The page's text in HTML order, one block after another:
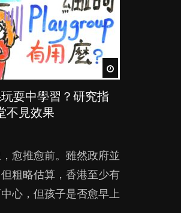
耍中學習？研究指
不見效果
愈推愈前。雖然政府並
粗略估算，香港至少有
心，但孩子是否愈早上
激幼兒自發學習取
of the mind 課程，學
術能力和自制能力亦明
到底這課程有何特別之
BB的影響
，嚴重的甚至會有自
頭。但為何爸爸患上產
...
全職媽媽與在職媽媽
一刻掙扎過：究竟全職
每個家庭都有自己的獨
原來全職和在職媽媽所
，父母該制止還是
麼都放入口中，有人說
，大個就很難戒，但原
西入口，隨時會影響孩